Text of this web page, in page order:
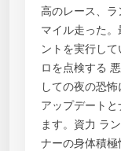
高のレース、
マイル走った
ントを実行し
ロを点検する
しての夜の恐
アップデート
ます。資力 ラ
ナーの身体積